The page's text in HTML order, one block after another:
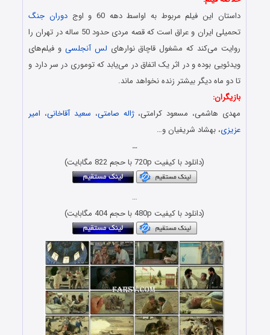
داستان این فیلم مربوط به اواسط دهه 60 و اوج
دوران جنگ
تحمیلی ایران و عراق است که قصه مردی حدود 50 ساله در تهران را
روایت می‌کند که مشغول قاچاق نوارهای لس آنجلسی و فیلم‌های
ویدئویی بوده و در اثر یک اتفاق در می‌یابد که توموری در سر دارد و
تا دو ماه دیگر بیشتر زنده نخواهد ماند.
بازیگران:
مهدی هاشمی، مسعود کرامتی،ژاله صامتی، سعید آقاخانی، امیر
عزیزی، بهشاد شریفیان و…
…
(دانلود با کیفیت 720p با حجم 822 مگابایت)
…
(دانلود با کیفیت 480p با حجم 404 مگابایت)